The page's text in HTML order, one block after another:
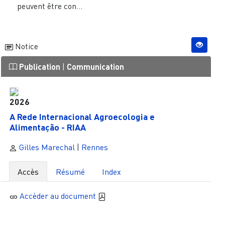
peuvent être con...
Notice
Publication Communication
2026
A Rede Internacional Agroecologia e
Alimentação - RIAA
Gilles Marechal | Rennes
Accès Résumé Index
Accèder au document